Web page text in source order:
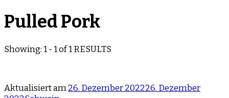
Pulled Pork
Showing: 1 - 1 of 1 RESULTS
Aktualisiert am26. Dezember 202226. Dezember